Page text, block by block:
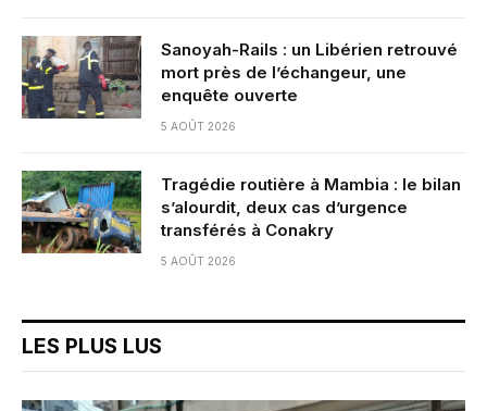
Sanoyah-Rails : un Libérien retrouvé
mort près de l’échangeur, une
enquête ouverte
5 AOÛT 2026
Tragédie routière à Mambia : le bilan
s’alourdit, deux cas d’urgence
transférés à Conakry
5 AOÛT 2026
LES PLUS LUS